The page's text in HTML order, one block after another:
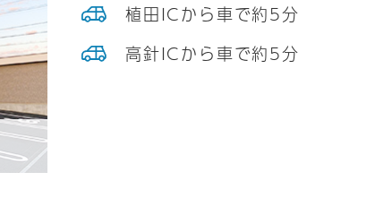
植田ICから車で約5分
高針ICから車で約5分